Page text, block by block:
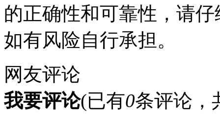
的正确性和可靠性，请
如有风险自行承担。
网友评论
我要评论(已有0条评论，